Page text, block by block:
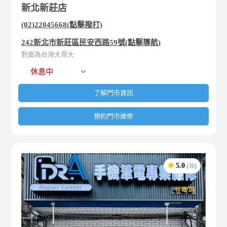
新北新莊店
(02)22045668(點擊撥打)
242新北市新莊區民安西路59號(點擊導航)
對面為台灣大哥大
休息中
了解門市資訊
預約門市維修
5.0 (36)